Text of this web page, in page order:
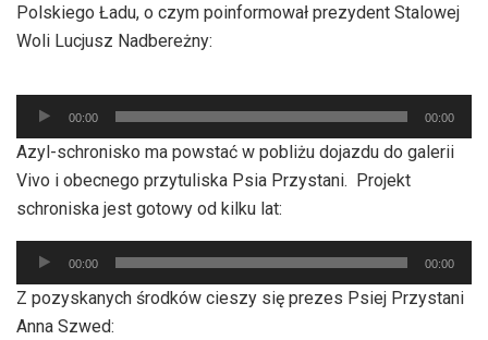
Polskiego Ładu, o czym poinformował prezydent Stalowej
Woli Lucjusz Nadbereżny:
Odtwarzacz
plików
dźwiękowych
00:00 00:00
Azyl-schronisko ma powstać w pobliżu dojazdu do galerii
Vivo i obecnego przytuliska Psia Przystani. Projekt
schroniska jest gotowy od kilku lat:
Odtwarzacz
plików
dźwiękowych
00:00 00:00
Z pozyskanych środków cieszy się prezes Psiej Przystani
Anna Szwed: